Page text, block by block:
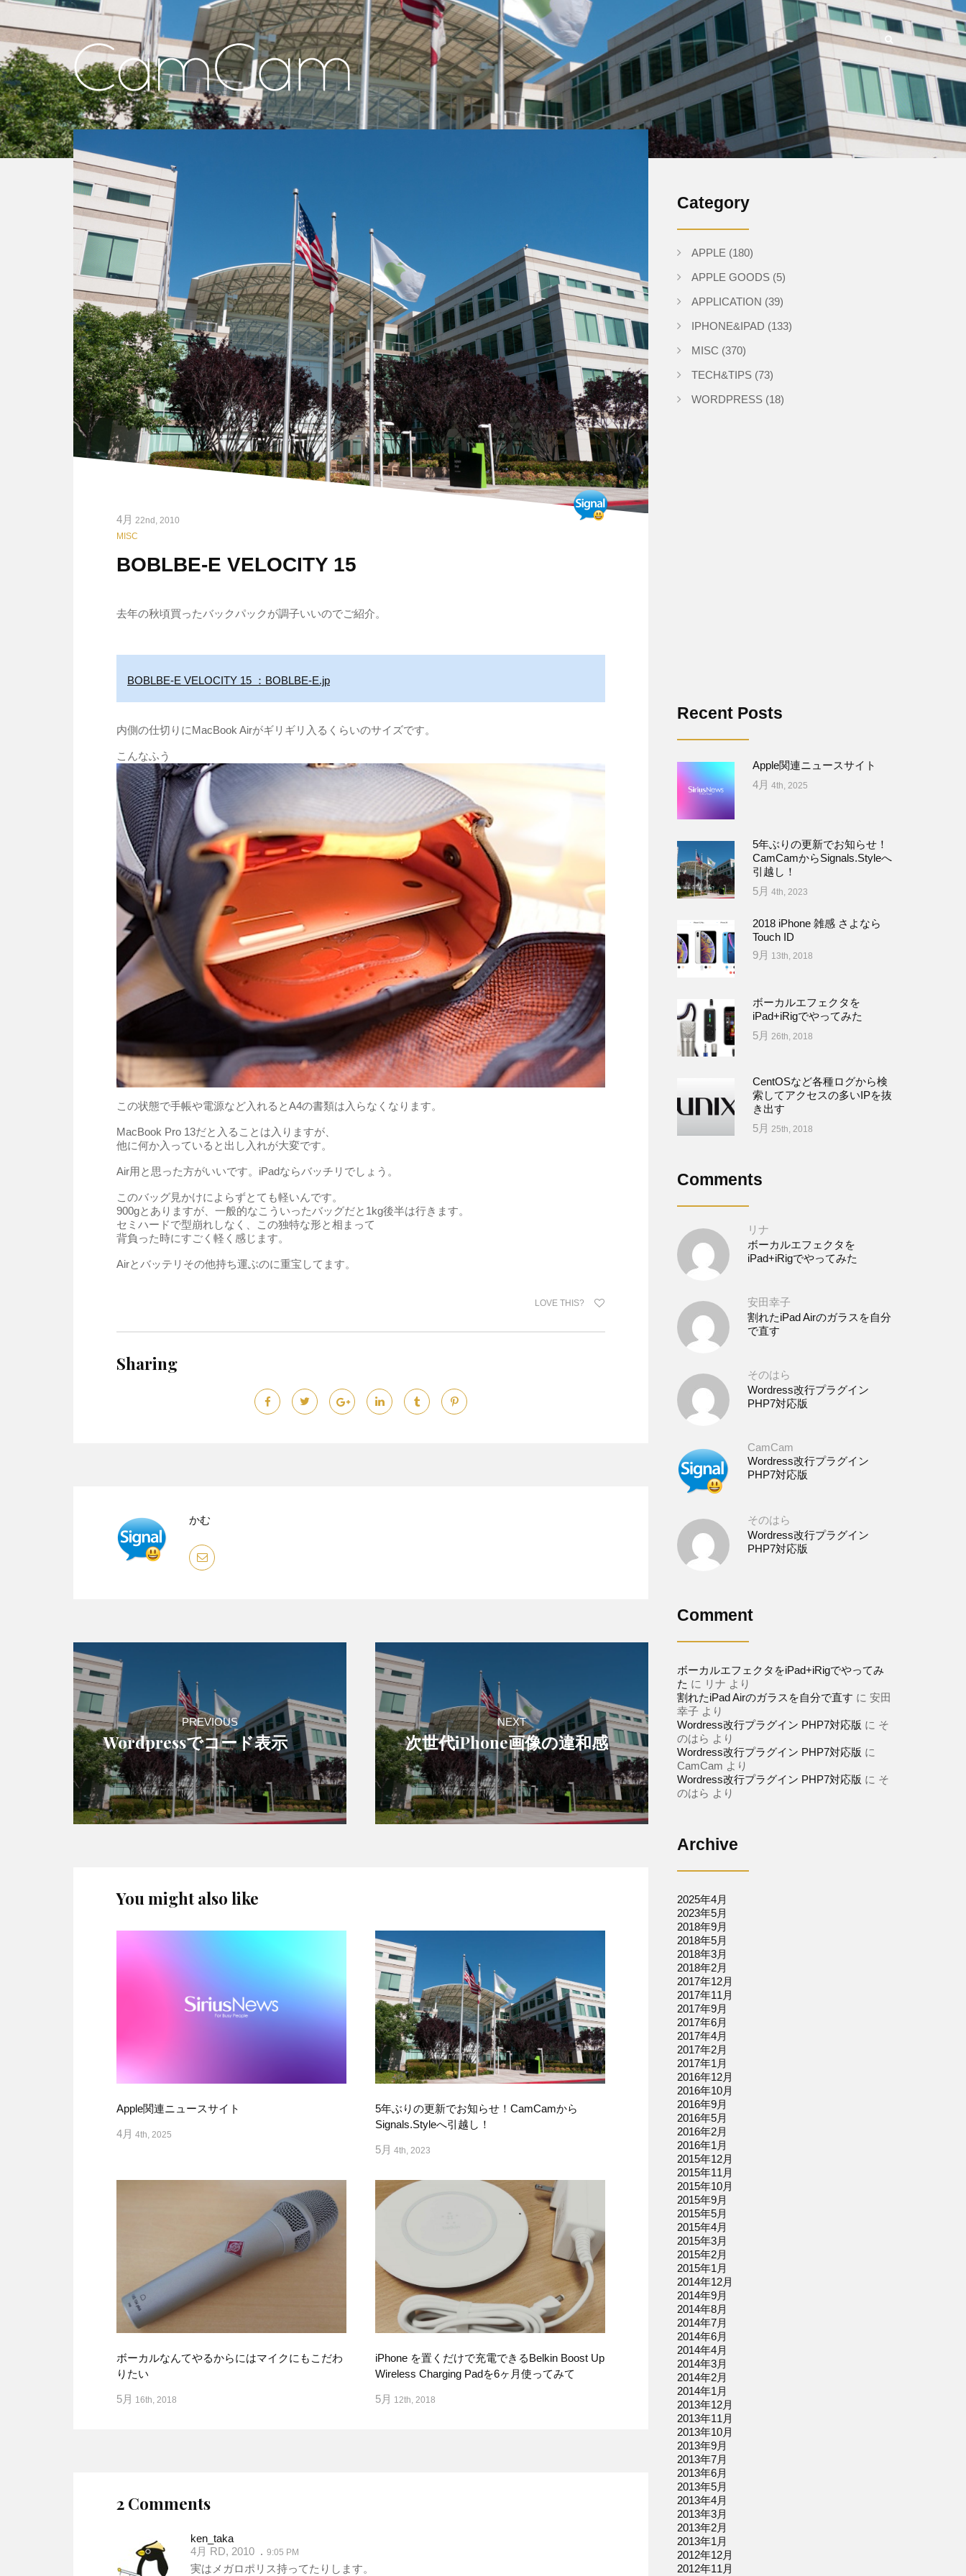
4月 22nd, 2010
MISC
BOBLBE-E VELOCITY 15
去年の秋頃買ったバックパックが調子いいのでご紹介。
BOBLBE-E VELOCITY 15 ：BOBLBE-E.jp
内側の仕切りにMacBook Airがギリギリ入るくらいのサイズです。
こんなふう
この状態で手帳や電源など入れるとA4の書類は入らなくなります。
MacBook Pro 13だと入ることは入りますが、
他に何か入っていると出し入れが大変です。
Air用と思った方がいいです。iPadならバッチリでしょう。
このバッグ見かけによらずとても軽いんです。
900gとありますが、一般的なこういったバッグだと1kg後半は行きます。
セミハードで型崩れしなく、この独特な形と相まって
背負った時にすごく軽く感じます。
Airとバッテリその他持ち運ぶのに重宝してます。
LOVE THIS?
Sharing
かむ
PREVIOUS
Wordpressでコード表示
NEXT
次世代iPhone画像の違和感
You might also like
Apple関連ニュースサイト
4月 4th, 2025
5年ぶりの更新でお知らせ！CamCamから
Signals.Styleへ引越し！
5月 4th, 2023
ボーカルなんてやるからにはマイクにもこだわ
りたい
5月 16th, 2018
iPhone を置くだけで充電できるBelkin Boost Up
Wireless Charging Padを6ヶ月使ってみて
5月 12th, 2018
2 Comments
ken_taka
4月 RD, 2010
9:05 PM
実はメガロポリス持ってたりします。
Category
APPLE (180)
APPLE GOODS (5)
APPLICATION (39)
IPHONE&IPAD (133)
MISC (370)
TECH&TIPS (73)
WORDPRESS (18)
Recent Posts
Apple関連ニュースサイト
4月 4th, 2025
5年ぶりの更新でお知らせ！
CamCamからSignals.Styleへ
引越し！
5月 4th, 2023
2018 iPhone 雑感 さよなら
Touch ID
9月 13th, 2018
ボーカルエフェクタを
iPad+iRigでやってみた
5月 26th, 2018
CentOSなど各種ログから検
索してアクセスの多いIPを抜
き出す
5月 25th, 2018
Comments
リナ
ボーカルエフェクタを
iPad+iRigでやってみた
安田幸子
割れたiPad Airのガラスを自分
で直す
そのはら
Wordress改行プラグイン
PHP7対応版
CamCam
Wordress改行プラグイン
PHP7対応版
そのはら
Wordress改行プラグイン
PHP7対応版
Comment
ボーカルエフェクタをiPad+iRigでやってみ
た に リナ より
割れたiPad Airのガラスを自分で直す に 安田
幸子 より
Wordress改行プラグイン PHP7対応版 に そ
のはら より
Wordress改行プラグイン PHP7対応版 に
CamCam より
Wordress改行プラグイン PHP7対応版 に そ
のはら より
Archive
2025年4月
2023年5月
2018年9月
2018年5月
2018年3月
2018年2月
2017年12月
2017年11月
2017年9月
2017年6月
2017年4月
2017年2月
2017年1月
2016年12月
2016年10月
2016年9月
2016年5月
2016年2月
2016年1月
2015年12月
2015年11月
2015年10月
2015年9月
2015年5月
2015年4月
2015年3月
2015年2月
2015年1月
2014年12月
2014年9月
2014年8月
2014年7月
2014年6月
2014年4月
2014年3月
2014年2月
2014年1月
2013年12月
2013年11月
2013年10月
2013年9月
2013年7月
2013年6月
2013年5月
2013年4月
2013年3月
2013年2月
2013年1月
2012年12月
2012年11月